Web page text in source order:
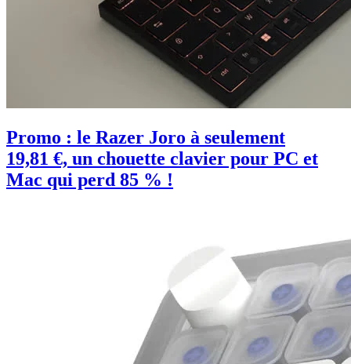
Promo : le Razer Joro à seulement
19,81 €, un chouette clavier pour PC et
Mac qui perd 85 % !